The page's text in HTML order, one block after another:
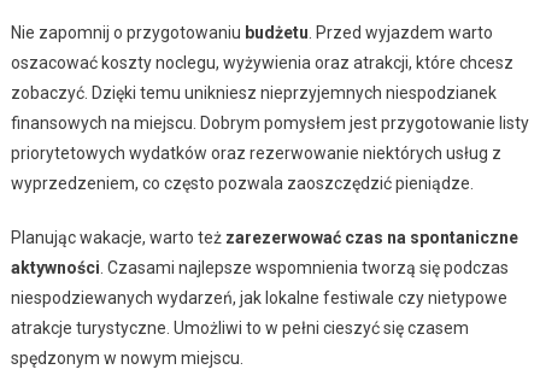
Nie zapomnij o przygotowaniu budżetu . Przed wyjazdem warto
oszacować koszty noclegu, wyżywienia oraz atrakcji, które chcesz
zobaczyć. Dzięki temu unikniesz nieprzyjemnych niespodzianek
finansowych na miejscu. Dobrym pomysłem jest przygotowanie listy
priorytetowych wydatków oraz rezerwowanie niektórych usług z
wyprzedzeniem, co często pozwala zaoszczędzić pieniądze.
Planując wakacje, warto też zarezerwować czas na spontaniczne
aktywności . Czasami najlepsze wspomnienia tworzą się podczas
niespodziewanych wydarzeń, jak lokalne festiwale czy nietypowe
atrakcje turystyczne. Umożliwi to w pełni cieszyć się czasem
spędzonym w nowym miejscu.